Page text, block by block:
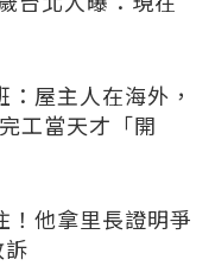
屋主人在海外，
工當天才「開
！他拿里長證明爭